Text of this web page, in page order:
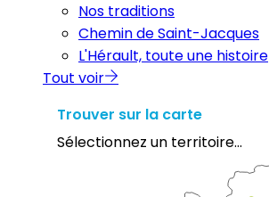
Nos traditions
Chemin de Saint-Jacques
L'Hérault, toute une histoire
Tout voir
Trouver sur la carte
Sélectionnez un territoire...